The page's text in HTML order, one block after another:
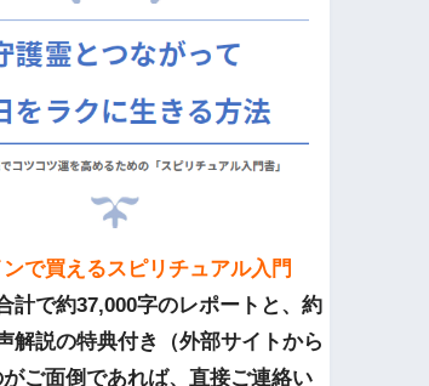
ンで買えるスピリチュアル入門
計で約37,000字のレポートと、約
解説の特典付き（外部サイトから
ご面倒であれば、直接ご連絡い